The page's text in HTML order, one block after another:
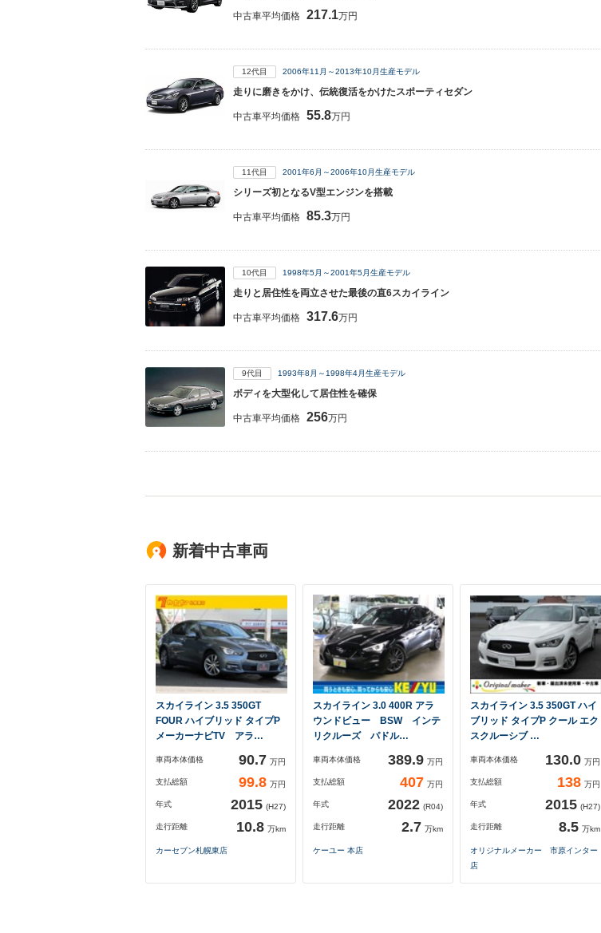
中古車平均価格 217.1万円
12代目 2006年11月～2013年10月生産モデル
走りに磨きをかけ、伝統復活をかけたスポーティセダン
中古車平均価格 55.8万円
11代目 2001年6月～2006年10月生産モデル
シリーズ初となるV型エンジンを搭載
中古車平均価格 85.3万円
10代目 1998年5月～2001年5月生産モデル
走りと居住性を両立させた最後の直6スカイライン
中古車平均価格 317.6万円
9代目 1993年8月～1998年4月生産モデル
ボディを大型化して居住性を確保
中古車平均価格 256万円
新着中古車両
スカイライン 3.5 350GT
FOUR ハイブリッド タイプP
メーカーナビTV アラ…
車両本体価格 90.7 万円
支払総額 99.8 万円
年式 2015 (H27)
走行距離 10.8 万km
カーセブン札幌東店
スカイライン 3.0 400R アラ
ウンドビュー BSW インテ
リクルーズ パドル…
車両本体価格 389.9 万円
支払総額 407 万円
年式 2022 (R04)
走行距離 2.7 万km
ケーユー 本店
スカイライン 3.5 350GT ハイ
ブリッド タイプP クール エク
スクルーシブ …
車両本体価格 130.0 万円
支払総額 138 万円
年式 2015 (H27)
走行距離 8.5 万km
オリジナルメーカー 市原インター
店